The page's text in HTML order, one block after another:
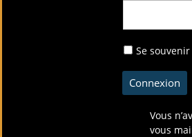
Se
Vous
vous